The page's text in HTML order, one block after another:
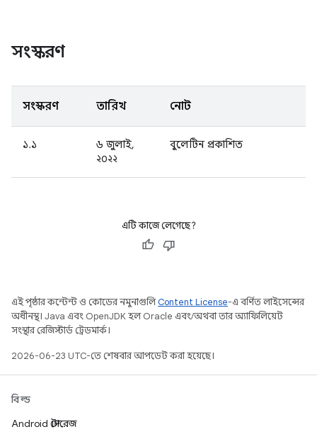
সংস্করণ
সংস্করণ তারিখ নোট
১.১
৬ জুলাই,
২০২২
বুলেটিন প্রকাশিত
এটি কাজে লেগেছে?
এই পৃষ্ঠার কন্টেন্ট ও কোডের নমুনাগুলিContent License-এ বর্ণিত লাইসেন্সের
অধীনস্থ। Java এবং OpenJDK হল Oracle এবং/অথবা তার অ্যাফিলিয়েট
সংস্থার রেজিস্টার্ড ট্রেডমার্ক।
2026-06-23 UTC-তে শেষবার আপডেট করা হয়েছে।
বিল্ড
Android স্টোরেজ